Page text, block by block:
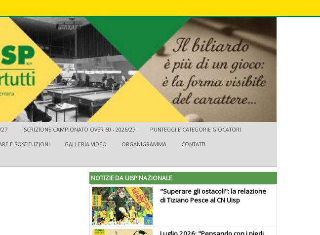
27 ISCRIZIONE CAMPIONATO OVER 60 - 2026/27
PUNTEGGI E CATEGORIE GIOCATORI
E SOSTITUZIONI GALLERIA VIDEO ORGANIGRAMMA
CONTATTI
NOTIZIE DA UISP NAZIONALE
"Superare gli ostacoli": la relazione
di Tiziano Pesce al CN Uisp